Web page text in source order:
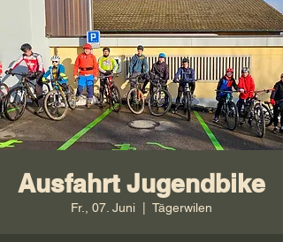
Ausfahrt Jugendbike
Fr., 07. Juni Tägerwilen